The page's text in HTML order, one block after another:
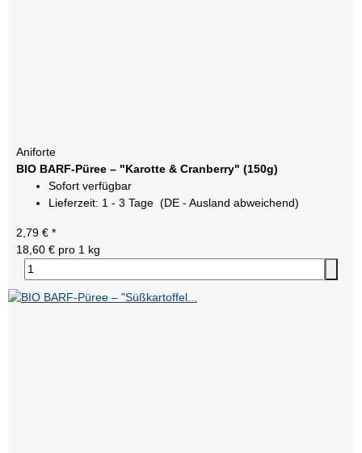
Aniforte
BIO BARF-Püree – "Karotte & Cranberry" (150g)
Sofort verfügbar
Lieferzeit: 1 - 3 Tage (DE - Ausland abweichend)
2,79 € *
18,60 € pro 1 kg